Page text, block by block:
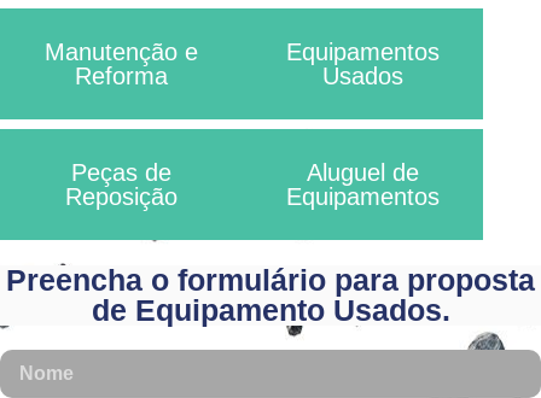
Manutenção e
Reforma
Equipamentos
Usados
Peças de
Reposição
Aluguel de
Equipamentos
Preencha o formulário para proposta
de Equipamento Usados.